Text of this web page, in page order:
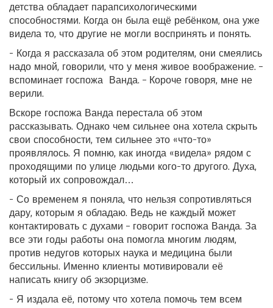
детства обладает парапсихологическими
способностями. Когда он была ещё ребёнком, она уже
видела то, что другие не могли воспринять и понять.
- Когда я рассказала об этом родителям, они смеялись
надо мной, говорили, что у меня живое воображение. –
вспоминает госпожа Ванда. – Короче говоря, мне не
верили.
Вскоре госпожа Ванда перестала об этом
рассказывать. Однако чем сильнее она хотела скрыть
свои способности, тем сильнее это «что-то»
проявлялось. Я помню, как иногда «видела» рядом с
проходящими по улице людьми кого-то другого. Духа,
который их сопровождал…
- Со временем я поняла, что нельзя сопротивляться
дару, которым я обладаю. Ведь не каждый может
контактировать с духами – говорит госпожа Ванда. За
все эти годы работы она помогла многим людям,
против недугов которых наука и медицина были
бессильны. Именно клиенты мотивировали её
написать книгу об экзорцизме.
- Я издала её, потому что хотела помочь тем всем